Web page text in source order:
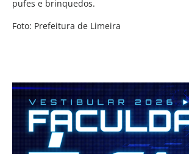
pufes e brinquedos.
Foto: Prefeitura de Limeira